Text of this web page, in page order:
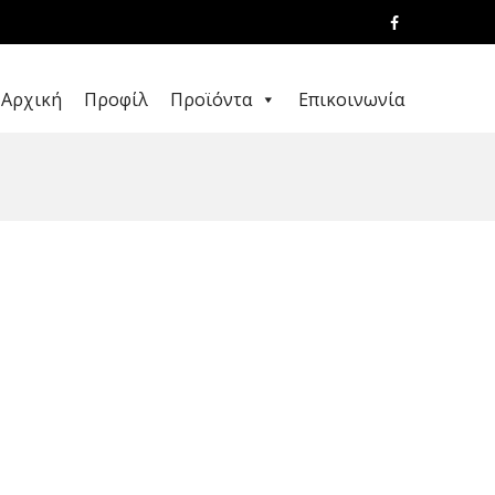
Αρχική Προφίλ Προϊόντα Επικοινωνία